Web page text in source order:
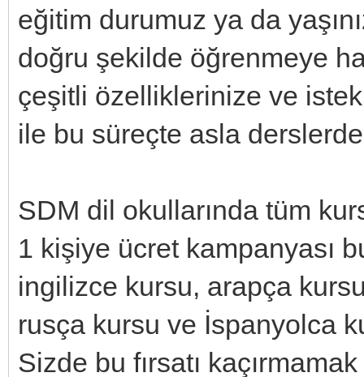
eğitim durumuz ya da
doğru şekilde öğrenmeye
çeşitli özelliklerinize ve
ile bu süreçte asla
SDM dil okullarında tüm
1 kişiye ücret kampanyası
ingilizce kursu, arapça
rusça kursu ve İspanyolca
Sizde bu fırsatı